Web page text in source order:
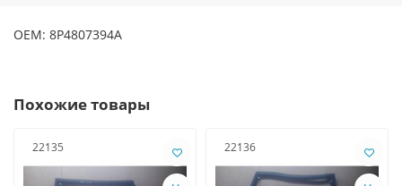
OEM: 8P4807394A
Похожие товары
22135 22136